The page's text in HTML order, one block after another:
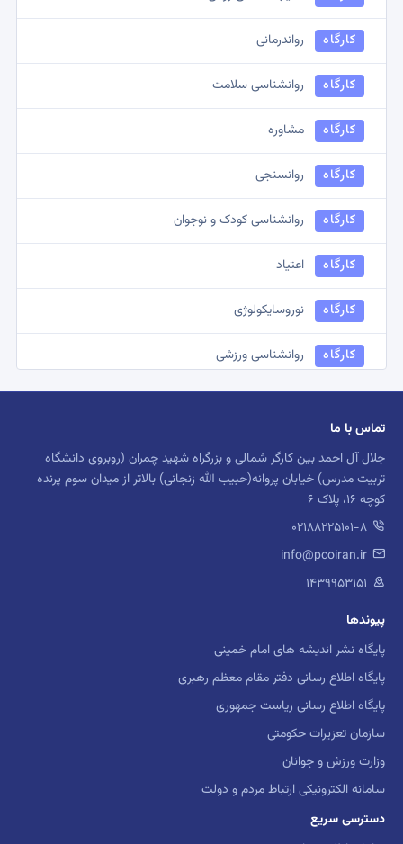
کمیسیون روانشناسی اجتماعی
کمیسیون روانشناسی شناختی
کمیسیون مشاوره توانبخشی
کمیسیون نظامی و انتظامی
کمیسیون روانشناسی دینی
کمیسیون روانشناسی بالینی
کمیسیون روانشناسی
کارگاه رواندرمانی
کارگاه روانشناسی سلامت
کارگاه مشاوره
کارگاه روانسنجی
کارگاه روانشناسی کودک و نوجوان
کارگاه اعتیاد
کارگاه نوروسایکولوژی
کارگاه روانشناسی ورزشی
کارگاه روانشناسی دینی و معنوی
کارگاه روش شناسی پژوهشی
کارگاه
کارگاه
کارگاه روانشناسی تربیتی
کارگاه روانشناسی نظامی
کارگاه مشاوره خانواده
تماس با ما
جلال آل احمد بین کارگر شمالی و بزرگراه شهید چمران (روبروی دانشگاه
تربیت مدرس) خیابان پروانه(حبیب الله زنجانی) بالاتر از میدان سوم پرنده
کوچه 16، پلاک 6
02188225101-8
info@pcoiran.ir
۱۴۳۹۹۵۳۱۵۱
پیوندها
پایگاه نشر اندیشه های امام خمینی
پایگاه اطلاع رسانی دفتر مقام معظم رهبری
پایگاه اطلاع رسانی ریاست جمهوری
سازمان تعزیرات حکومتی
وزارت ورزش و جوانان
سامانه الکترونیکی ارتباط مردم و دولت
دسترسی سریع